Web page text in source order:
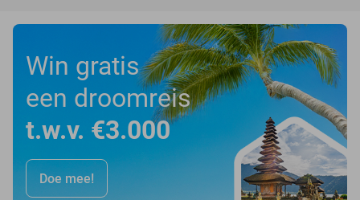
Win gratis
een droomreis
t.w.v. €3.000
Doe mee!